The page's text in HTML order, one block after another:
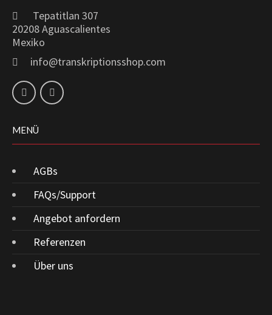
Tepatitlan 307
20208 Aguascalientes
Mexiko
info@transkriptionsshop.com
MENÜ
AGBs
FAQs/Support
Angebot anfordern
Referenzen
Über uns